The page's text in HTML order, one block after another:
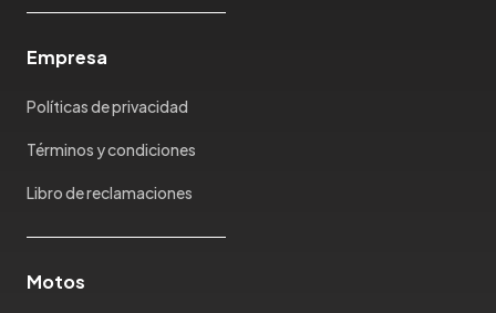
Empresa
Políticas de privacidad
Términos y condiciones
Libro de reclamaciones
Motos